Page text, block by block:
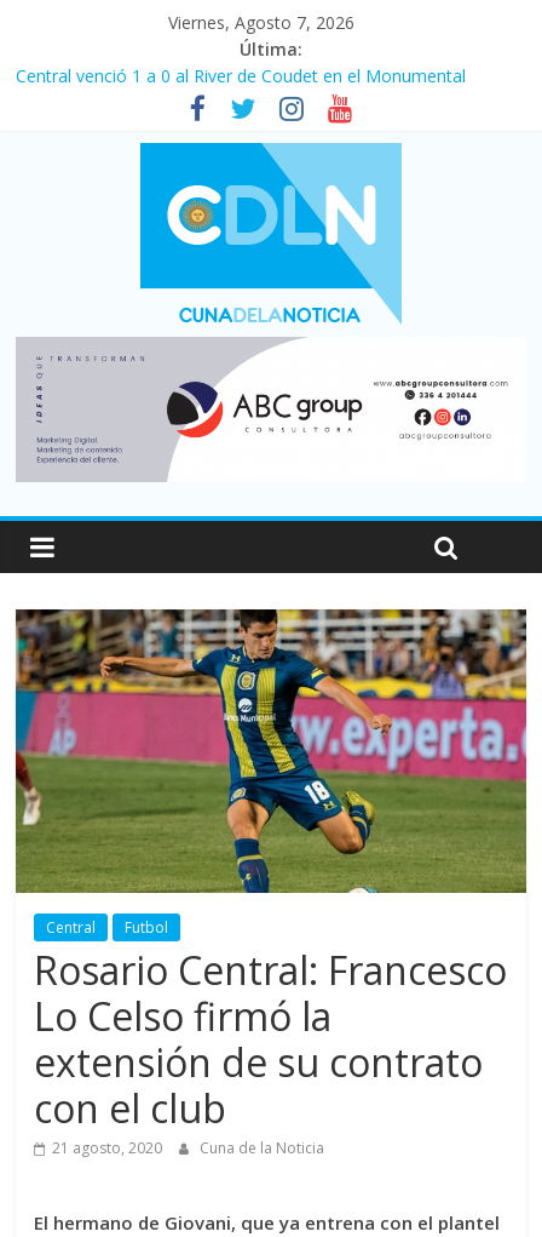
Viernes, Agosto 7, 2026
Última:
Central venció 1 a 0 al River de Coudet en el Monumental
La morosidad alcanzó su nivel más alto en dos décadas y ya
afecta a 400 mil deudores en Santa Fe
Desde que asumió Milei cerraron 41.000 kioscos: el sector
denuncia crisis como en 2001
Vacaciones de invierno con más movimiento y consumo
turístico: 4,6 millones de personas viajaron por el país, un 5,9%
Fuerte caída de la venta de autos usados en julio: bajó un 12,6%
Central Futbol
Rosario Central: Francesco
Lo Celso firmó la
extensión de su contrato
con el club
21 agosto, 2020 Cuna de la Noticia
El hermano de Giovani, que ya entrena con el plantel